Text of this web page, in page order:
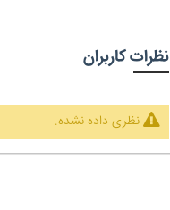
نظرات کاربران
نظری داده نشده.